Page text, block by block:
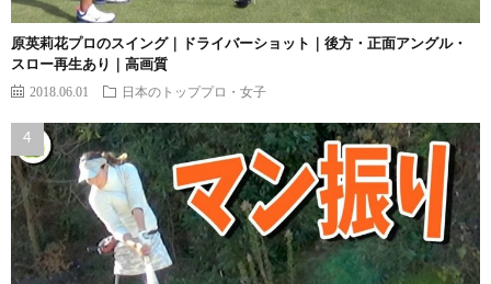
原英莉花プロのスイング｜ドライバーショット｜後方・正面アングル・
スロー再生あり｜高画質
2018.06.01 日本のトッププロ・女子